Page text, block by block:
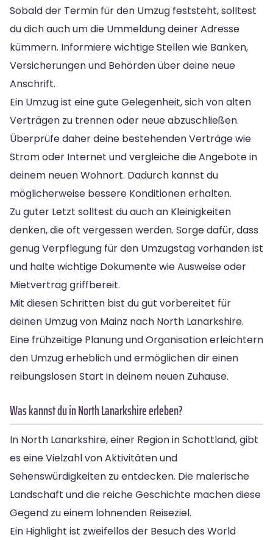
Sobald der Termin für den Umzug feststeht, solltest
du dich auch um die Ummeldung deiner Adresse
kümmern. Informiere wichtige Stellen wie Banken,
Versicherungen und Behörden über deine neue
Anschrift.
Ein Umzug ist eine gute Gelegenheit, sich von alten
Verträgen zu trennen oder neue abzuschließen.
Überprüfe daher deine bestehenden Verträge wie
Strom oder Internet und vergleiche die Angebote in
deinem neuen Wohnort. Dadurch kannst du
möglicherweise bessere Konditionen erhalten.
Zu guter Letzt solltest du auch an Kleinigkeiten
denken, die oft vergessen werden. Sorge dafür, dass
genug Verpflegung für den Umzugstag vorhanden ist
und halte wichtige Dokumente wie Ausweise oder
Mietvertrag griffbereit.
Mit diesen Schritten bist du gut vorbereitet für
deinen Umzug von Mainz nach North Lanarkshire.
Eine frühzeitige Planung und Organisation erleichtern
den Umzug erheblich und ermöglichen dir einen
reibungslosen Start in deinem neuen Zuhause.
Was kannst du in North Lanarkshire erleben?
In North Lanarkshire, einer Region in Schottland, gibt
es eine Vielzahl von Aktivitäten und
Sehenswürdigkeiten zu entdecken. Die malerische
Landschaft und die reiche Geschichte machen diese
Gegend zu einem lohnenden Reiseziel.
Ein Highlight ist zweifellos der Besuch des World